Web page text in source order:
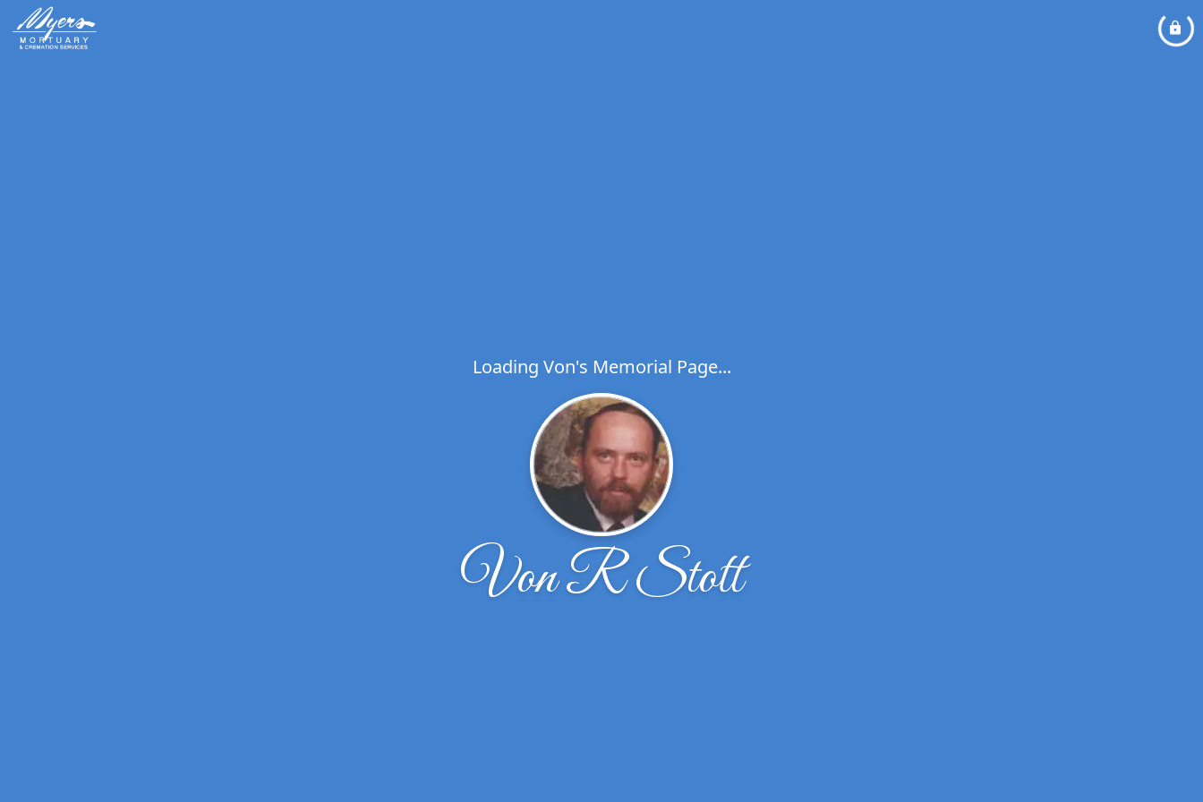
Loading Von's Memorial Page...
Von R Stott